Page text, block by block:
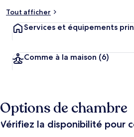
Tout afficher
Services et équipements
Comme à la maison (6)
Options de chambre
Vérifiez la disponibilité pour